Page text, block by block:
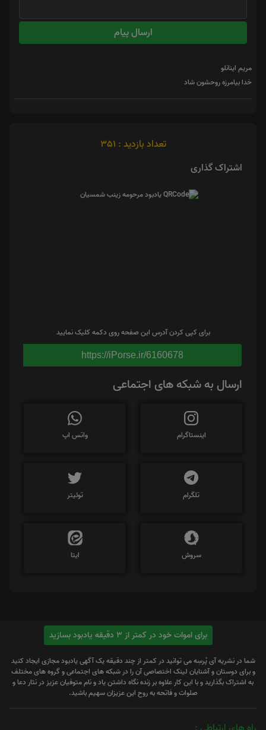
ارسال پیام
مریم اینانلو
خدا بیامرزه روحشون شاد
تعداد بازدید : 351
اشتراک گذاری
برای کپی کردن آدرس این صفحه روی دکمه کلیک نمایید
https://iPorse.ir/6160678
ارسال به شبکه های اجتماعی
اینستاگرام واتس اپ
تلگرام توئیتر
سروش ایتا
برای اموات خود در کمتر از 3 دقیقه یادبود بسازید
شما در نشریه آی پُرسِه می توانید در کمتر از چند دقیقه یک آگهی یادبود مجازی ایجاد کنید
و برای دوستان و آشنایان لینک اختصاصی آن را در شبکه های اجتماعی و گروه های مختلف
به اشتراک بگذارید و با این کار علاوه بر زنده نگاه داشتن یاد و نام متوفیان عزیز در نثار دعا و
صلوات و فاتحه به روح این عزیزان سهیم باشید.